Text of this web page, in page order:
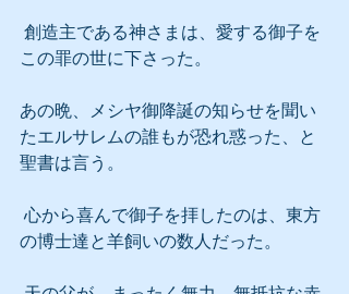
この罪の世に下さった。
あの晩、メシヤ御降誕の知らせを聞い
たエルサレムの誰もが恐れ惑った、と
聖書は言う。
の博士達と羊飼いの数人だった。